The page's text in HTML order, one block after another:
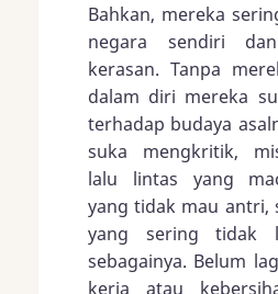
Bahkan, mereka
negara sendiri
kerasan. Tanpa
dalam diri mereka
terhadap budaya
suka mengkritik,
lalu lintas yang
yang tidak mau antri,
yang sering tidak
sebagainya. Belum
kerja atau